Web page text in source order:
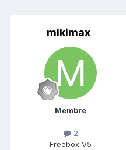
mikimax
Membre
2
Freebox V5